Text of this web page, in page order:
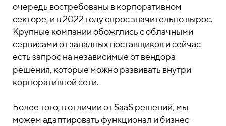
очередь востребованы в корпоративном
секторе, и в 2022 году спрос значительно вырос.
Крупные компании обожглись с облачными
сервисами от западных поставщиков и сейчас
есть запрос на независимые от вендора
решения, которые можно развивать внутри
корпоративной сети.
Более того, в отличии от SaaS решений, мы
можем адаптировать функционал и бизнес-